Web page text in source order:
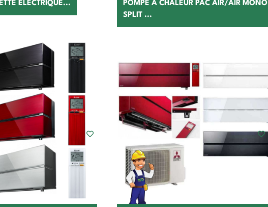
ÉLECTRIQUE...
POMPE À CHALEUR PAC AIR/AIR MONO
SPLIT ...
Choisir Choisir